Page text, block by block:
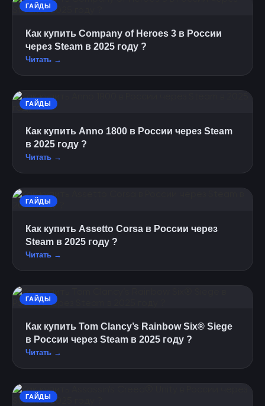
ГАЙДЫ
Как купить Company of Heroes 3 в России
через Steam в 2025 году ?
Читать →
ГАЙДЫ
Как купить Anno 1800 в России через Steam
в 2025 году ?
Читать →
ГАЙДЫ
Как купить Assetto Corsa в России через
Steam в 2025 году ?
Читать →
ГАЙДЫ
Как купить Tom Clancy’s Rainbow Six® Siege
в России через Steam в 2025 году ?
Читать →
ГАЙДЫ